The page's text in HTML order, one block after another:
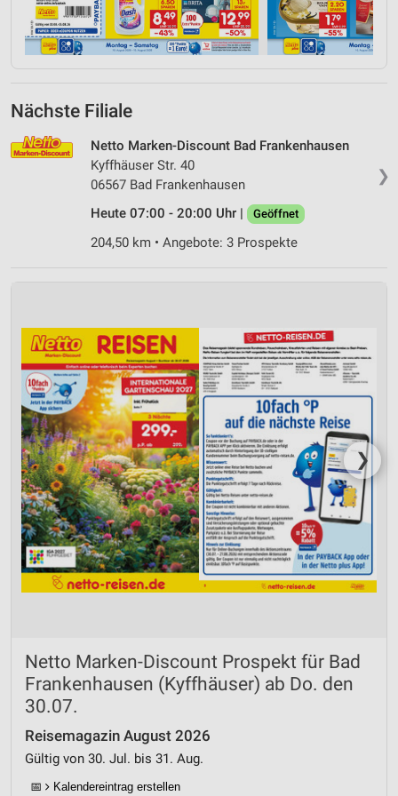
Nächste Filiale
❯
Netto Marken-Discount Bad Frankenhausen
Kyffhäuser Str. 40
06567 Bad Frankenhausen
Heute 07:00 - 20:00 Uhr |
Geöffnet
204,50 km • Angebote: 3 Prospekte
❯
Netto Marken-Discount Prospekt für Bad
Frankenhausen (Kyffhäuser) ab Do. den
30.07.
Reisemagazin August 2026
Gültig von 30. Jul. bis 31. Aug.
📅 Kalendereintrag erstellen